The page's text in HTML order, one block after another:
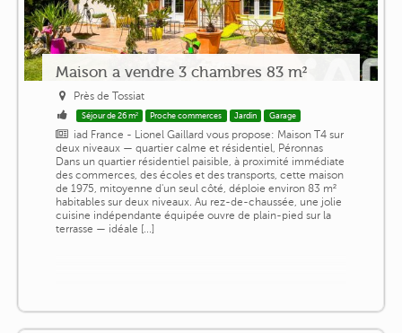
Maison a vendre 3 chambres 83 m²
Près de Tossiat
Séjour de 26 m² Proche commerces Jardin Garage
iad France - Lionel Gaillard vous propose: Maison T4 sur
deux niveaux — quartier calme et résidentiel, Péronnas
Dans un quartier résidentiel paisible, à proximité immédiate
des commerces, des écoles et des transports, cette maison
de 1975, mitoyenne d'un seul côté, déploie environ 83 m²
habitables sur deux niveaux. Au rez-de-chaussée, une jolie
cuisine indépendante équipée ouvre de plain-pied sur la
terrasse — idéale [...]